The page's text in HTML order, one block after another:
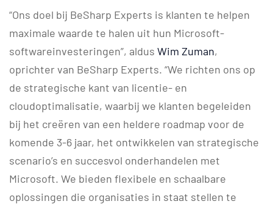
“Ons doel bij BeSharp Experts is klanten te helpen
maximale waarde te halen uit hun Microsoft-
softwareinvesteringen”, aldus Wim Zuman,
oprichter van BeSharp Experts. “We richten ons op
de strategische kant van licentie- en
cloudoptimalisatie, waarbij we klanten begeleiden
bij het creëren van een heldere roadmap voor de
komende 3-6 jaar, het ontwikkelen van strategische
scenario’s en succesvol onderhandelen met
Microsoft. We bieden flexibele en schaalbare
oplossingen die organisaties in staat stellen te